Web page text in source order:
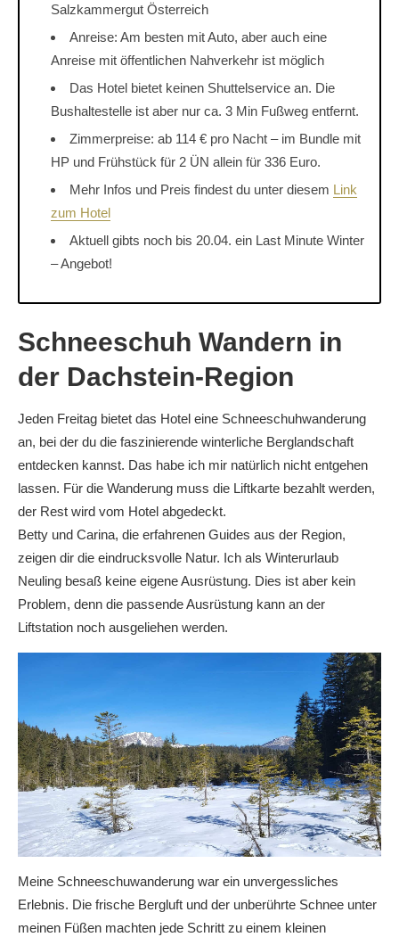
Salzkammergut Österreich
Anreise: Am besten mit Auto, aber auch eine
Anreise mit öffentlichen Nahverkehr ist möglich
Das Hotel bietet keinen Shuttelservice an. Die
Bushaltestelle ist aber nur ca. 3 Min Fußweg entfernt.
Zimmerpreise: ab 114 € pro Nacht – im Bundle mit
HP und Frühstück für 2 ÜN allein für 336 Euro.
Mehr Infos und Preis findest du unter diesem Link
zum Hotel
Aktuell gibts noch bis 20.04. ein Last Minute Winter
– Angebot!
Schneeschuh Wandern in
der Dachstein-Region
Jeden Freitag bietet das Hotel eine Schneeschuhwanderung
an, bei der du die faszinierende winterliche Berglandschaft
entdecken kannst. Das habe ich mir natürlich nicht entgehen
lassen. Für die Wanderung muss die Liftkarte bezahlt werden,
der Rest wird vom Hotel abgedeckt.
Betty und Carina, die erfahrenen Guides aus der Region,
zeigen dir die eindrucksvolle Natur. Ich als Winterurlaub
Neuling besaß keine eigene Ausrüstung. Dies ist aber kein
Problem, denn die passende Ausrüstung kann an der
Liftstation noch ausgeliehen werden.
Meine Schneeschuwanderung war ein unvergessliches
Erlebnis. Die frische Bergluft und der unberührte Schnee unter
meinen Füßen machten jede Schritt zu einem kleinen